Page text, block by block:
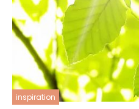
inspiration